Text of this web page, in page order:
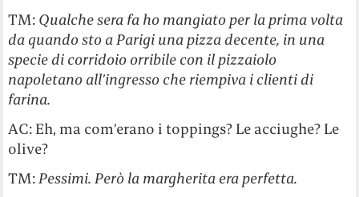
TM: Qualche sera fa ho mangiato per la prima volta
da quando sto a Parigi una pizza decente, in una
specie di corridoio orribile con il pizzaiolo
napoletano all’ingresso che riempiva i clienti di
farina.
AC: Eh, ma com’erano i toppings? Le acciughe? Le
olive?
TM:Pessimi. Però la margherita era perfetta.